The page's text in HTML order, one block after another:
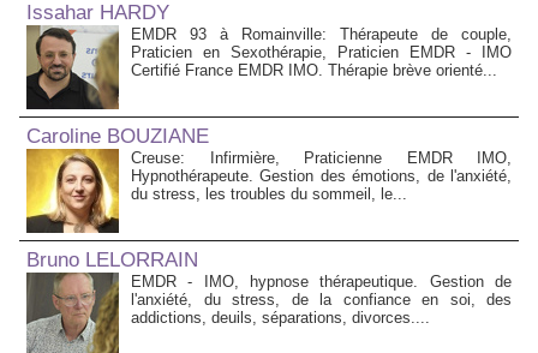
Issahar HARDY
EMDR 93 à Romainville: Thérapeute de couple,
Praticien en Sexothérapie, Praticien EMDR - IMO
Certifié France EMDR IMO. Thérapie brève orienté...
Caroline BOUZIANE
Creuse: Infirmière, Praticienne EMDR IMO,
Hypnothérapeute. Gestion des émotions, de l'anxiété,
du stress, les troubles du sommeil, le...
Bruno LELORRAIN
EMDR - IMO, hypnose thérapeutique. Gestion de
l'anxiété, du stress, de la confiance en soi, des
addictions, deuils, séparations, divorces....